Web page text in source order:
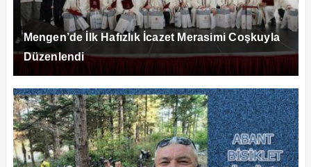
Mengen’de İlk Hafızlık İcazet Merasimi Coşkuyla
Düzenlendi